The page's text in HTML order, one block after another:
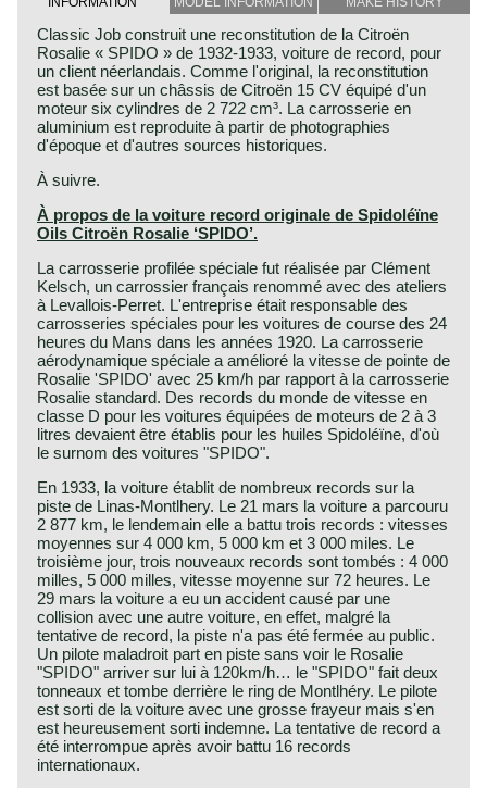
Classic Job construit une reconstitution de la Citroën
Rosalie « SPIDO » de 1932-1933, voiture de record, pour
un client néerlandais. Comme l'original, la reconstitution
est basée sur un châssis de Citroën 15 CV équipé d'un
moteur six cylindres de 2 722 cm³. La carrosserie en
aluminium est reproduite à partir de photographies
d'époque et d'autres sources historiques.
À suivre.
À propos de la voiture record originale de Spidoléïne
Oils Citroën Rosalie ‘SPIDO’.
La carrosserie profilée spéciale fut réalisée par Clément
Kelsch, un carrossier français renommé avec des ateliers
à Levallois-Perret. L'entreprise était responsable des
carrosseries spéciales pour les voitures de course des 24
heures du Mans dans les années 1920. La carrosserie
aérodynamique spéciale a amélioré la vitesse de pointe de
Rosalie 'SPIDO' avec 25 km/h par rapport à la carrosserie
Rosalie standard. Des records du monde de vitesse en
classe D pour les voitures équipées de moteurs de 2 à 3
litres devaient être établis pour les huiles Spidoléïne, d'où
le surnom des voitures "SPIDO".
En 1933, la voiture établit de nombreux records sur la
piste de Linas-Montlhery. Le 21 mars la voiture a parcouru
2 877 km, le lendemain elle a battu trois records : vitesses
moyennes sur 4 000 km, 5 000 km et 3 000 miles. Le
troisième jour, trois nouveaux records sont tombés : 4 000
milles, 5 000 milles, vitesse moyenne sur 72 heures. Le
29 mars la voiture a eu un accident causé par une
collision avec une autre voiture, en effet, malgré la
tentative de record, la piste n'a pas été fermée au public.
Un pilote maladroit part en piste sans voir le Rosalie
"SPIDO" arriver sur lui à 120km/h… le "SPIDO" fait deux
tonneaux et tombe derrière le ring de Montlhéry. Le pilote
est sorti de la voiture avec une grosse frayeur mais s'en
est heureusement sorti indemne. La tentative de record a
été interrompue après avoir battu 16 records
internationaux.